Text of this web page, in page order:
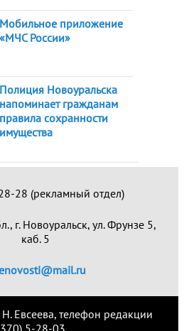
Мобильное приложение
«МЧС России»
Полиция Новоуральска
напоминает гражданам
правила сохранности
имущества
28 (рекламный отдел)
г. Новоуральск, ул. Фрунзе 5,
каб. 5
Евсеева, телефон редакции
5-28-03